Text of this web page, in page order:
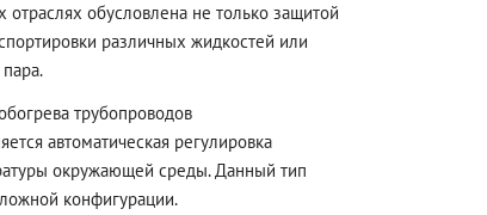
отраслях обусловлена не только защитой
различных жидкостей или
трубопроводов
автоматическая регулировка
окружающей среды. Данный тип
конфигурации.